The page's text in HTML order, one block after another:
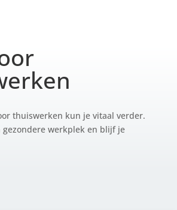
thuiswerken kun je vitaal verder.
gezondere werkplek en blijf je